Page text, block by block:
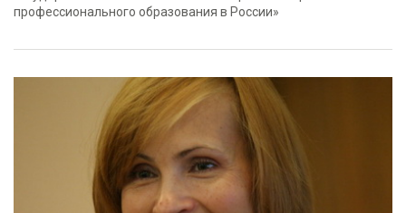
профессионального образования в России»